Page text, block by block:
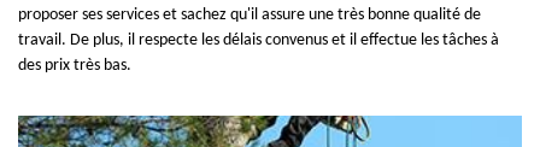
proposer ses services et sachez qu'il assure une très bonne qualité de
travail. De plus, il respecte les délais convenus et il effectue les tâches à
des prix très bas.